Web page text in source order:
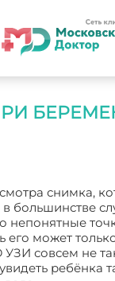
снимка,
большинстве
непонятные
его может
УЗИ совсем не
ребёнка